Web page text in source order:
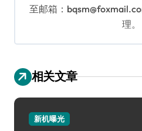
至邮箱：
理。
相关文章
新机曝光